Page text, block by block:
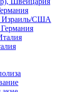
Израиль/США